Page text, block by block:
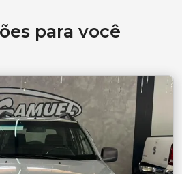
para você